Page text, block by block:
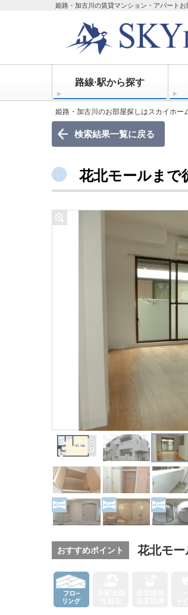
姫路・加古川の賃貸マンション・アパートお
路線·駅から探す
姫路・加古川のお部屋探しはスカイホー
検索結果一覧に戻る
花北モールまで
おすすめポイント 花北モ